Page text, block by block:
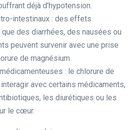
déjà d’hypotension.
intestinaux : des effets
des diarrhées, des nausées ou
peuvent survenir avec une prise
de magnésium.
: le chlorure de
avec certains médicaments,
les diurétiques ou les
le cœur.